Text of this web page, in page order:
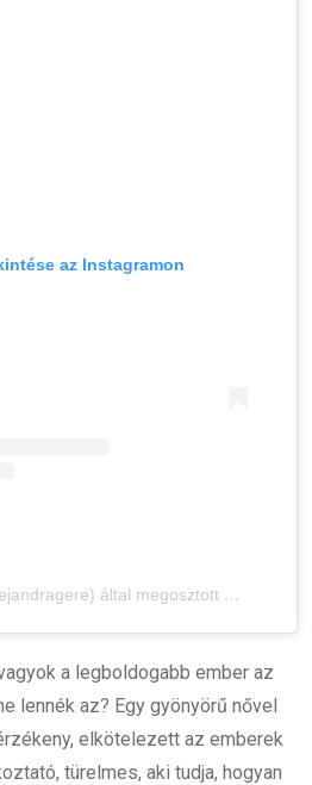
az Instagramon
által megosztott bejegyzés
a legboldogabb ember az
lennék az? Egy gyönyörű nővel
elkötelezett az emberek
türelmes, aki tudja, hogyan